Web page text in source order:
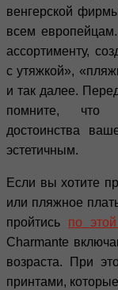
венгерской
всем
ассортименту,
с утяжкой»,
и так далее.
помните, что
достоинства
эстетичным.
Если вы хотите
или пляжное
пройтись по
Charmante
возраста. При
принтами,